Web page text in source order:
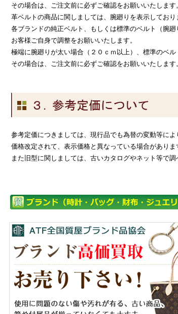
その場合は、ご注文前に必ずご確認をお願いいたします
革ベルトの商品に関しましては、腕廻りを表示しており
各ブランドの純正ベルト、もしくは標準のベルト（腕
お客様ご自身で調整をお願いいたします。
極端に腕廻りが太い場合（２０ｃｍ以上）、標準のベル
その場合は、ご注文前に必ずご確認をお願いいたします
参考定価につきましては、現行品でも為替の変動等によ
価格改定されて、表示価格と異なっている場合がありま
また旧型に関しましては、古いカタログやネット等で